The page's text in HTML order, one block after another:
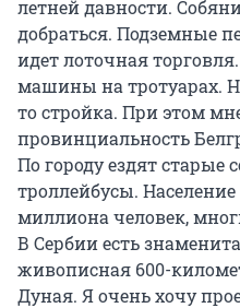
летней давности.
добраться. Подземные
идет лоточная
машины на тротуарах.
то стройка. При этом
провинциальность
По городу ездят старые
троллейбусы. Население
миллиона человек,
В Сербии есть
живописная 600-
Дуная. Я очень хочу